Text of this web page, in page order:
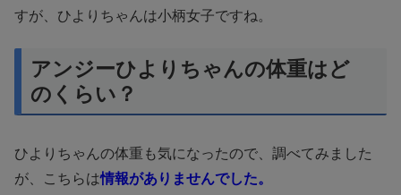
すが、ひよりちゃんは小柄女子ですね。
アンジーひよりちゃんの体重はど
のくらい？
ひよりちゃんの体重も気になったので、調べてみました
が、こちらは情報がありませんでした。